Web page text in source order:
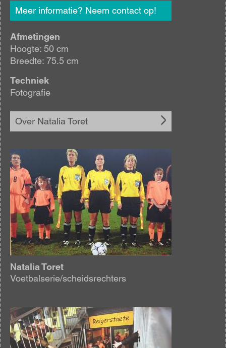
Meer informatie? Neem contact op!
Afmetingen
Hoogte: 50 cm
Breedte: 75.5 cm
Techniek
Fotografie
Over Natalia Toret
Afbeelding
Natalia Toret
Voetbalserie/scheidsrechters
Afbeelding